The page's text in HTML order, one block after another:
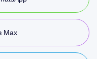
Max